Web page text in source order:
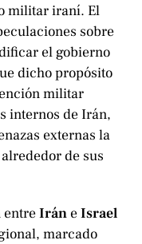
militar iraní. El
sobre
el gobierno
dicho propósito
militar
internos de Irán,
externas la
de sus
entreIrán eIsrael
marcado